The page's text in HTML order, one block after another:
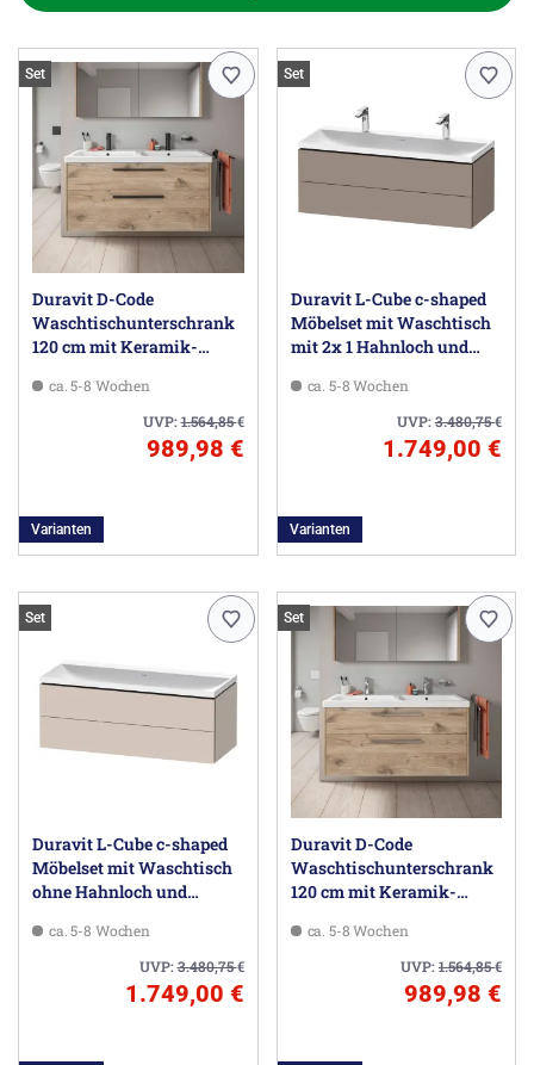
Set
Duravit D-Code
Waschtischunterschrank
120 cm mit Keramik-
Auszügen, Griff schwarz
ca. 5-8 Wochen
UVP:1.564,85€
989,98 €
Varianten
Set
Duravit L-Cube c-shaped
Möbelset mit Waschtisch
mit 2x 1 Hahnloch und
120 x 48 cm
ca. 5-8 Wochen
UVP:3.480,75€
1.749,00 €
Varianten
Set
Duravit L-Cube c-shaped
Möbelset mit Waschtisch
ohne Hahnloch und
120 x 48 cm
ca. 5-8 Wochen
UVP:3.480,75€
1.749,00 €
Set
Duravit D-Code
Waschtischunterschrank
120 cm mit Keramik-
Auszügen, Griff chrom
ca. 5-8 Wochen
UVP:1.564,85€
989,98 €